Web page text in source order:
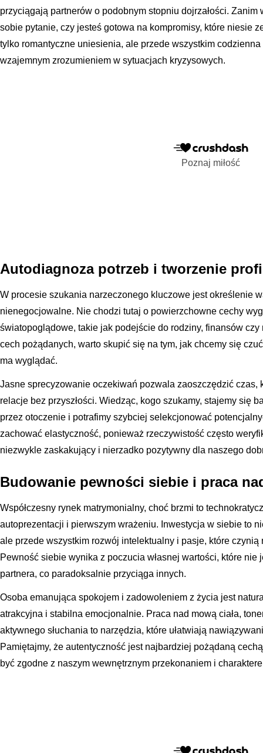
przyciągają partnerów o podobnym stopniu dojrzałości.
sobie pytanie, czy jesteś gotowa na kompromisy, które niesie
tylko romantyczne uniesienia, ale przede wszystkim
wzajemnym zrozumieniem w sytuacjach kryzysowych.
Poznaj miłość
Autodiagnoza potrzeb i tworzenie
W procesie szukania narzeczonego kluczowe jest określenie
nienegocjowalne. Nie chodzi tutaj o powierzchowne cechy
światopoglądowe, takie jak podejście do rodziny, finansów
cech pożądanych, warto skupić się na tym, jak chcemy się
ma wyglądać.
Jasne sprecyzowanie oczekiwań pozwala zaoszczędzić czas,
relacje bez przyszłości. Wiedząc, kogo szukamy, stajemy się
przez otoczenie i potrafimy szybciej selekcjonować
zachować elastyczność, ponieważ rzeczywistość często
niezwykle zaskakujący i nierzadko pozytywny dla naszego
Budowanie pewności siebie i praca
Współczesny rynek matrymonialny, choć brzmi to
autoprezentacji i pierwszym wrażeniu. Inwestycja w siebie to
ale przede wszystkim rozwój intelektualny i pasje, które
Pewność siebie wynika z poczucia własnej wartości, które
partnera, co paradoksalnie przyciąga innych.
Osoba emanująca spokojem i zadowoleniem z życia jest
atrakcyjna i stabilna emocjonalnie. Praca nad mową ciała,
aktywnego słuchania to narzędzia, które ułatwiają
Pamiętajmy, że autentyczność jest najbardziej pożądaną
być zgodne z naszym wewnętrznym przekonaniem i